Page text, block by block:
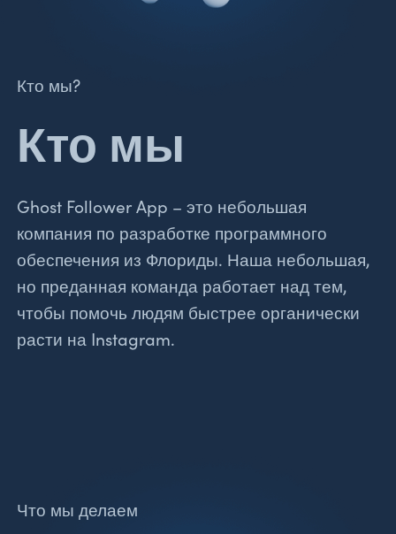
Кто мы?
Кто мы
Ghost Follower App – это небольшая
компания по разработке программного
обеспечения из Флориды. Наша небольшая,
но преданная команда работает над тем,
чтобы помочь людям быстрее органически
расти на Instagram.
Что мы делаем